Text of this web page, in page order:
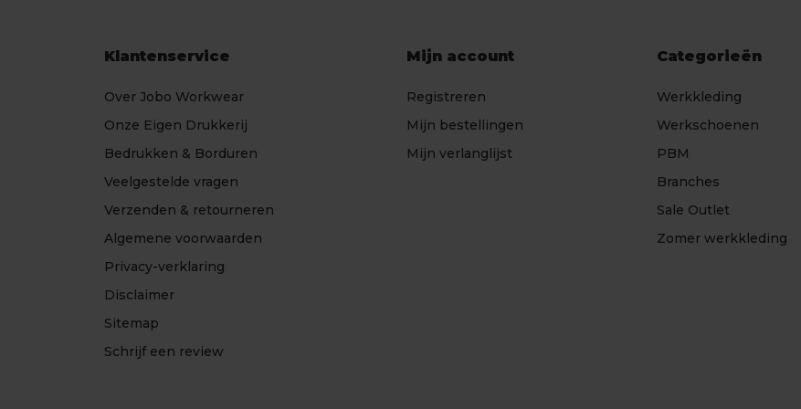
Klantenservice
Over Jobo Workwear
Onze Eigen Drukkerij
Bedrukken & Borduren
Veelgestelde vragen
Verzenden & retourneren
Algemene voorwaarden
Privacy-verklaring
Disclaimer
Sitemap
Schrijf een review
Mijn account
Registreren
Mijn bestellingen
Mijn verlanglijst
Categorieën
Werkkleding
Werkschoenen
PBM
Branches
Sale Outlet
Zomer werkkleding